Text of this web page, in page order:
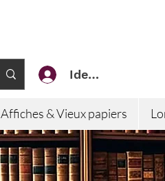
Identifiez-vous
Affiches & Vieux papiers